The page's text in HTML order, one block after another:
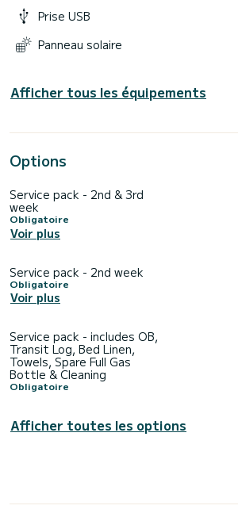
Prise USB
Panneau solaire
Afficher tous les équipements
Options
Service pack - 2nd & 3rd
week
Obligatoire
Voir plus
Service pack - 2nd week
Obligatoire
Voir plus
Service pack - includes OB,
Transit Log, Bed Linen,
Towels, Spare Full Gas
Bottle & Cleaning
Obligatoire
Afficher toutes les options